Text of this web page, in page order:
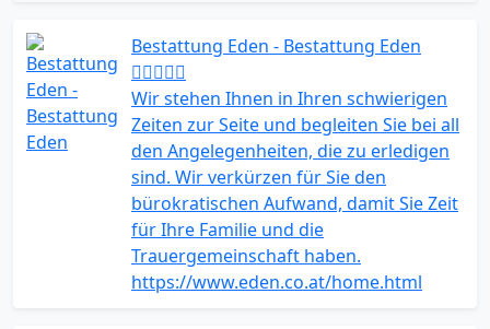
Bestattung Eden - Bestattung Eden
Wir stehen Ihnen in Ihren schwierigen
Zeiten zur Seite und begleiten Sie bei all
den Angelegenheiten, die zu erledigen
sind. Wir verkürzen für Sie den
bürokratischen Aufwand, damit Sie Zeit
für Ihre Familie und die
Trauergemeinschaft haben.
https://www.eden.co.at/home.html